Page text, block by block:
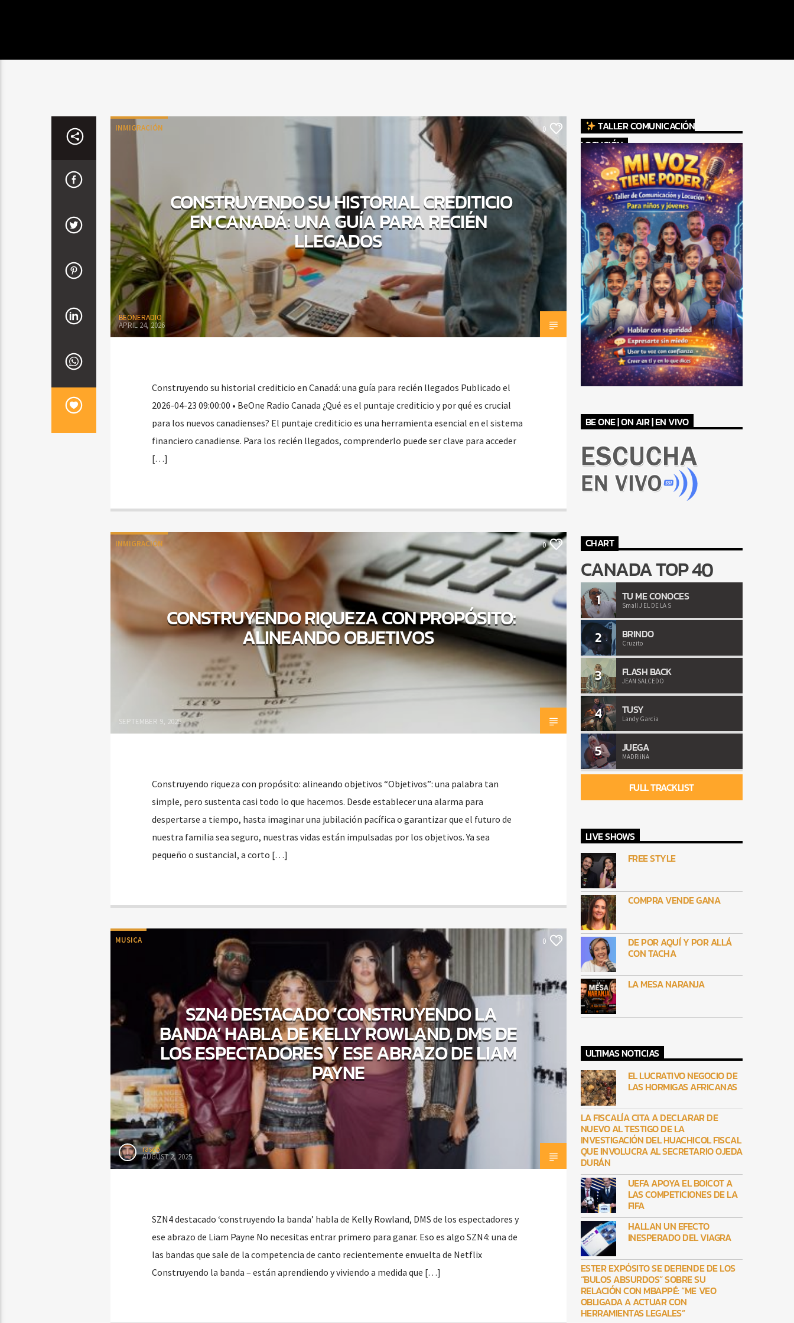
INMIGRACIÓN 0
CONSTRUYENDO SU HISTORIAL CREDITICIO
EN CANADÁ: UNA GUÍA PARA RECIÉN
LLEGADOS
BEONERADIO
APRIL 24, 2026
Construyendo su historial crediticio en Canadá: una guía para recién llegados Publicado el
2026-04-23 09:00:00 • BeOne Radio Canada ¿Qué es el puntaje crediticio y por qué es crucial
para los nuevos canadienses? El puntaje crediticio es una herramienta esencial en el sistema
financiero canadiense. Para los recién llegados, comprenderlo puede ser clave para acceder
[…]
INMIGRACIÓN 0
CONSTRUYENDO RIQUEZA CON PROPÓSITO:
ALINEANDO OBJETIVOS
SEPTEMBER 9, 2025
Construyendo riqueza con propósito: alineando objetivos “Objetivos”: una palabra tan
simple, pero sustenta casi todo lo que hacemos. Desde establecer una alarma para
despertarse a tiempo, hasta imaginar una jubilación pacífica o garantizar que el futuro de
nuestra familia sea seguro, nuestras vidas están impulsadas por los objetivos. Ya sea
pequeño o sustancial, a corto […]
MUSICA 0
SZN4 DESTACADO ‘CONSTRUYENDO LA
BANDA’ HABLA DE KELLY ROWLAND, DMS DE
LOS ESPECTADORES Y ESE ABRAZO DE LIAM
PAYNE
rasco
AUGUST 2, 2025
SZN4 destacado ‘construyendo la banda’ habla de Kelly Rowland, DMS de los espectadores y
ese abrazo de Liam Payne No necesitas entrar primero para ganar. Eso es algo SZN4: una de
las bandas que sale de la competencia de canto recientemente envuelta de Netflix
Construyendo la banda – están aprendiendo y viviendo a medida que […]
TALLER COMUNICACIÓN
LOCUCIÓN
BE ONE | ON AIR | EN VIVO
CHART
CANADA TOP 40
1 TU ME CONOCES
Small J EL DE LA S
2 BRINDO
Cruzito
3 FLASH BACK
JEAN SALCEDO
4 TUSY
Landy Garcia
5 JUEGA
MADRiiNA
FULL TRACKLIST
LIVE SHOWS
FREE STYLE
COMPRA VENDE GANA
DE POR AQUÍ Y POR ALLÁ
CON TACHA
LA MESA NARANJA
ULTIMAS NOTICIAS
EL LUCRATIVO NEGOCIO DE
LAS HORMIGAS AFRICANAS
LA FISCALÍA CITA A DECLARAR DE
NUEVO AL TESTIGO DE LA
INVESTIGACIÓN DEL HUACHICOL FISCAL
QUE INVOLUCRA AL SECRETARIO OJEDA
DURÁN
UEFA APOYA EL BOICOT A
LAS COMPETICIONES DE LA
FIFA
HALLAN UN EFECTO
INESPERADO DEL VIAGRA
ESTER EXPÓSITO SE DEFIENDE DE LOS
“BULOS ABSURDOS” SOBRE SU
RELACIÓN CON MBAPPÉ: “ME VEO
OBLIGADA A ACTUAR CON
HERRAMIENTAS LEGALES”